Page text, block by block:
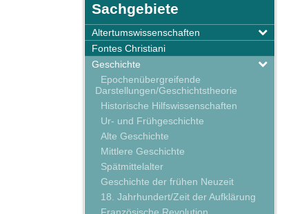
Sachgebiete
Altertumswissenschaften
Fontes Christiani
Geschichte
Epochenübergreifende
Darstellungen/Geschichtstheorie
Historische Hilfswissenschaften
Ur- und Frühgeschichte
Alte Geschichte
Mittlere Geschichte
Spätmittelalter
Geschichte der frühen Neuzeit
18. Jahrhundert/Zeit der Aufklärung